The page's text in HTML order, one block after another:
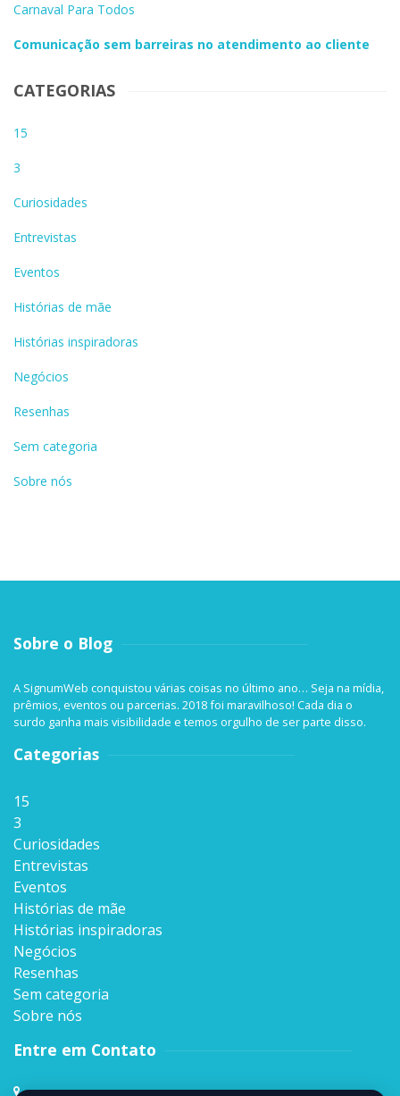
Carnaval Para Todos
Comunicação sem barreiras no atendimento ao cliente
CATEGORIAS
15
3
Curiosidades
Entrevistas
Eventos
Histórias de mãe
Histórias inspiradoras
Negócios
Resenhas
Sem categoria
Sobre nós
Sobre o Blog
A SignumWeb conquistou várias coisas no último ano… Seja na mídia,
prêmios, eventos ou parcerias. 2018 foi maravilhoso! Cada dia o
surdo ganha mais visibilidade e temos orgulho de ser parte disso.
Categorias
15
3
Curiosidades
Entrevistas
Eventos
Histórias de mãe
Histórias inspiradoras
Negócios
Resenhas
Sem categoria
Sobre nós
Entre em Contato